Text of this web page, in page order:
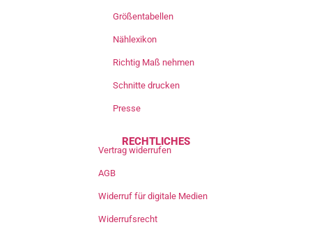
Größentabellen
Nählexikon
Richtig Maß nehmen
Schnitte drucken
Presse
RECHTLICHES
Vertrag widerrufen
AGB
Widerruf für digitale Medien
Widerrufsrecht